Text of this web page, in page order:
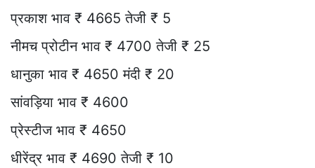
प्रकाश भाव ₹ 4665 तेजी ₹ 5
नीमच प्रोटीन भाव ₹ 4700 तेजी ₹ 25
धानुका भाव ₹ 4650 मंदी ₹ 20
सांवड़िया भाव ₹ 4600
प्रेस्टीज भाव ₹ 4650
धीरेंद्र भाव ₹ 4690 तेजी ₹ 10